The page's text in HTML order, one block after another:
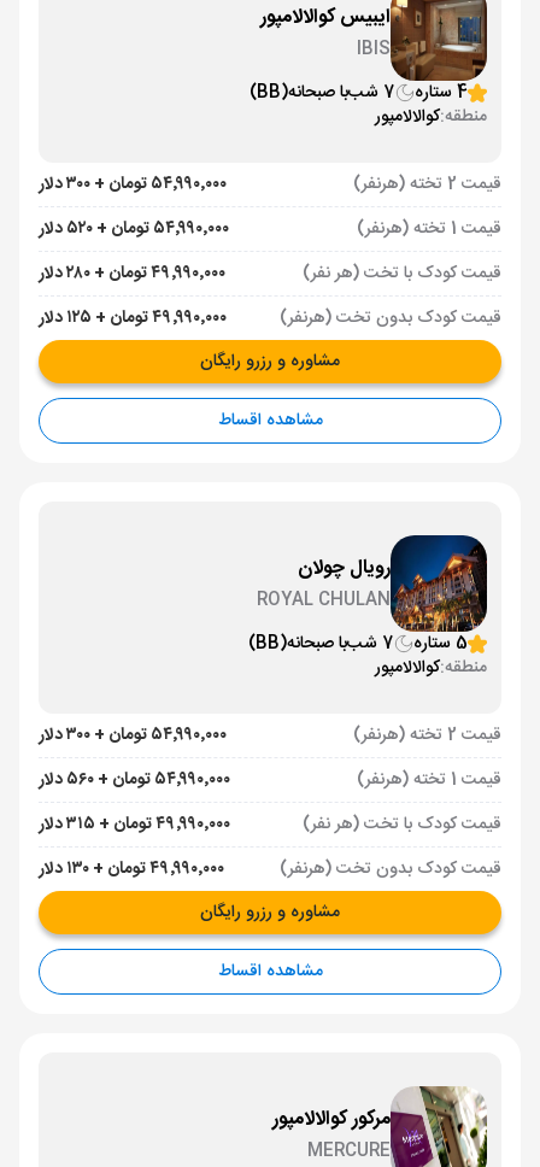
ایبیس کوالالامپور
IBIS
4 ستاره
7 شب با صبحانه(BB)
منطقه:کوالالامپور
قیمت 2 تخته (هرنفر)
۵۴٬۹۹۰٬۰۰۰ تومان + ۳۰۰ دلار
قیمت 1 تخته (هرنفر)
۵۴٬۹۹۰٬۰۰۰ تومان + ۵۲۰ دلار
قیمت کودک با تخت (هر نفر)
۴۹٬۹۹۰٬۰۰۰ تومان + ۲۸۰ دلار
قیمت کودک بدون تخت (هرنفر)
۴۹٬۹۹۰٬۰۰۰ تومان + ۱۲۵ دلار
مشاوره و رزرو رایگان
مشاهده اقساط
رویال چولان
ROYAL CHULAN
5 ستاره
7 شب با صبحانه(BB)
منطقه:کوالالامپور
قیمت 2 تخته (هرنفر)
۵۴٬۹۹۰٬۰۰۰ تومان + ۳۰۰ دلار
قیمت 1 تخته (هرنفر)
۵۴٬۹۹۰٬۰۰۰ تومان + ۵۶۰ دلار
قیمت کودک با تخت (هر نفر)
۴۹٬۹۹۰٬۰۰۰ تومان + ۳۱۵ دلار
قیمت کودک بدون تخت (هرنفر)
۴۹٬۹۹۰٬۰۰۰ تومان + ۱۳۰ دلار
مشاوره و رزرو رایگان
مشاهده اقساط
مرکور کوالالامپور
MERCURE